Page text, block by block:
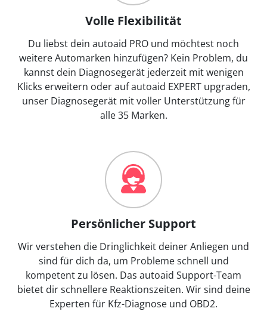
Volle Flexibilität
Du liebst dein autoaid PRO und möchtest noch
weitere Automarken hinzufügen? Kein Problem, du
kannst dein Diagnosegerät jederzeit mit wenigen
Klicks erweitern oder auf autoaid EXPERT upgraden,
unser Diagnosegerät mit voller Unterstützung für
alle 35 Marken.
Persönlicher Support
Wir verstehen die Dringlichkeit deiner Anliegen und
sind für dich da, um Probleme schnell und
kompetent zu lösen. Das autoaid Support-Team
bietet dir schnellere Reaktionszeiten. Wir sind deine
Experten für Kfz-Diagnose und OBD2.